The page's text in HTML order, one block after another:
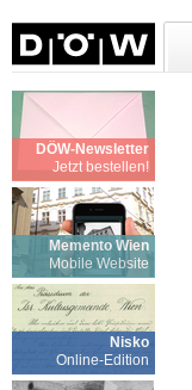
DÖW-Newsletter
Jetzt bestellen!
Memento Wien
Mobile Website
Nisko
Online-Edition